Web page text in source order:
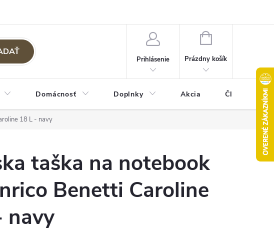
použitia webu
Prihlásenie
NÁKUPNÝ
Prázdny košík
Domácnosť Doplnky Akcia Články
18 L - navy
taška na notebook
Benetti Caroline
navy